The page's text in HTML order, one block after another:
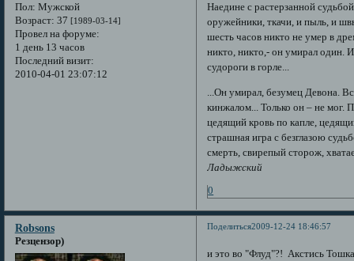
Пол: Мужской
Возраст: 37 [1989-03-14]
Провел на форуме:
1 день 13 часов
Последний визит:
2010-04-01 23:07:12
Наедине с растерзанной
оружейники, ткачи, и пыль, и
шесть часов никто не умер в
никто, никто,- он умирал один.
судороги в горле...
...Он умирал, безумец Девона.
кинжалом... Только он – не мог.
цедящий кровь по капле,
страшная игра с безглазою
смерть, свирепый сторож,
Ладыжский
0
Поделиться2009-12-24 18:46:57
Robsons
Резцензор)
и это во "Флуд"?! Акстись